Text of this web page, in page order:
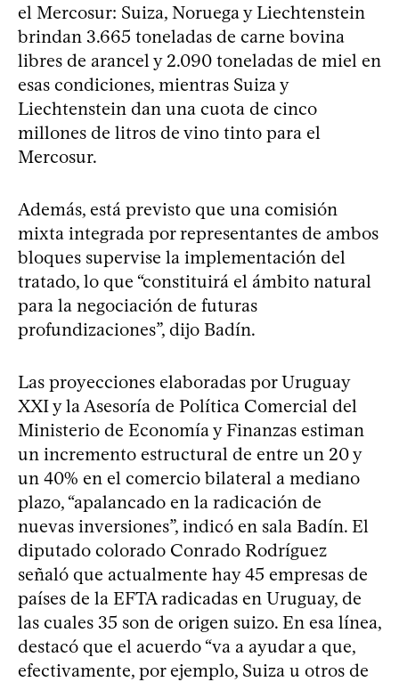
el Mercosur: Suiza, Noruega y Liechtenstein
brindan 3.665 toneladas de carne bovina
libres de arancel y 2.090 toneladas de miel en
esas condiciones, mientras Suiza y
Liechtenstein dan una cuota de cinco
millones de litros de vino tinto para el
Mercosur.
Además, está previsto que una comisión
mixta integrada por representantes de ambos
bloques supervise la implementación del
tratado, lo que “constituirá el ámbito natural
para la negociación de futuras
profundizaciones”, dijo Badín.
Las proyecciones elaboradas por Uruguay
XXI y la Asesoría de Política Comercial del
Ministerio de Economía y Finanzas estiman
un incremento estructural de entre un 20 y
un 40% en el comercio bilateral a mediano
plazo, “apalancado en la radicación de
nuevas inversiones”, indicó en sala Badín. El
diputado colorado Conrado Rodríguez
señaló que actualmente hay 45 empresas de
países de la EFTA radicadas en Uruguay, de
las cuales 35 son de origen suizo. En esa línea,
destacó que el acuerdo “va a ayudar a que,
efectivamente, por ejemplo, Suiza u otros de